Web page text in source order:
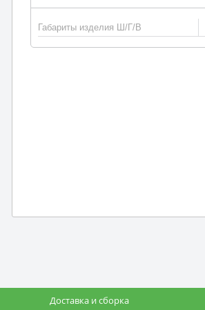
Габариты изделия Ш/Г/В
Доставка и сборка